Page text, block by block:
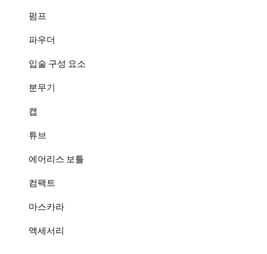
펌프
파우더
입술 구성 요소
분무기
캡
튜브
에어리스 보틀
컴팩트
마스카라
액세서리